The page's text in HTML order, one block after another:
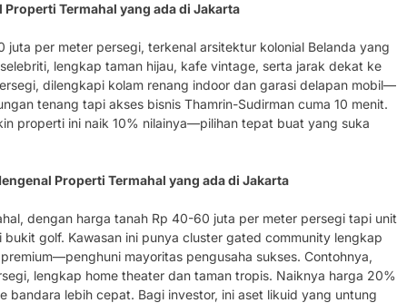
Termahal yang ada di Jakarta
per meter persegi, terkenal arsitektur kolonial Belanda yang
lengkap taman hijau, kafe vintage, serta jarak dekat ke
dilengkapi kolam renang indoor dan garasi delapan mobil—
tenang tapi akses bisnis Thamrin-Sudirman cuma 10 menit.
properti ini naik 10% nilainya—pilihan tepat buat yang suka
Properti Termahal yang ada di Jakarta
dengan harga tanah Rp 40-60 juta per meter persegi tapi unit
golf. Kawasan ini punya cluster gated community lengkap
mayoritas pengusaha sukses. Contohnya,
lengkap home theater dan taman tropis. Naiknya harga 20%
lebih cepat. Bagi investor, ini aset likuid yang untung